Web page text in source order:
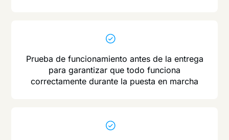
Prueba de funcionamiento antes de la entrega
para garantizar que todo funciona
correctamente durante la puesta en marcha